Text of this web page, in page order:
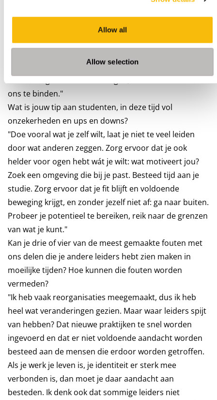
Allow all
Allow selection
beter geworden in online lesgeven. Bijvoorbeeld door
gezorgd dat we over de juiste middelen beschikken om
ons te binden."
Wat is jouw tip aan studenten, in deze tijd vol
onzekerheden en ups en downs?
"Doe vooral wat je zelf wilt, laat je niet te veel leiden
door wat anderen zeggen. Zorg ervoor dat je ook
helder voor ogen hebt wát je wilt: wat motiveert jou?
Zoek een omgeving die bij je past. Besteed tijd aan je
studie. Zorg ervoor dat je fit blijft en voldoende
beweging krijgt, en zonder jezelf niet af: ga naar buiten.
Probeer je potentieel te bereiken, reik naar de grenzen
van wat je kunt."
Kan je drie of vier van de meest gemaakte fouten met
ons delen die je andere leiders hebt zien maken in
moeilijke tijden? Hoe kunnen die fouten worden
vermeden?
"Ik heb vaak reorganisaties meegemaakt, dus ik heb
heel wat veranderingen gezien. Maar waar leiders spijt
van hebben? Dat nieuwe praktijken te snel worden
ingevoerd en dat er niet voldoende aandacht worden
besteed aan de mensen die erdoor worden getroffen.
Als je werk je leven is, je identiteit er sterk mee
verbonden is, dan moet je daar aandacht aan
besteden. Ik denk ook dat sommige leiders niet